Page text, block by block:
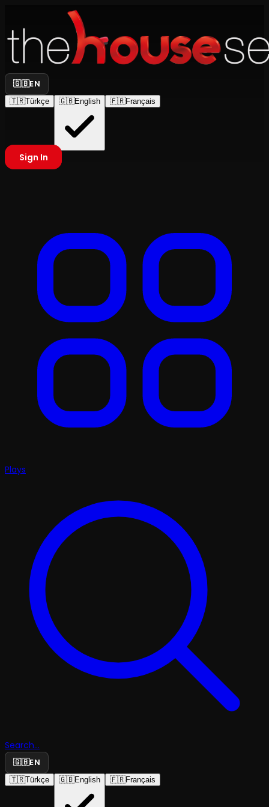
🇬🇧EN
🇹🇷Türkçe 🇬🇧English 🇫🇷Français
Sign In
Plays
Search...
🇬🇧EN
🇹🇷Türkçe 🇬🇧English 🇫🇷Français